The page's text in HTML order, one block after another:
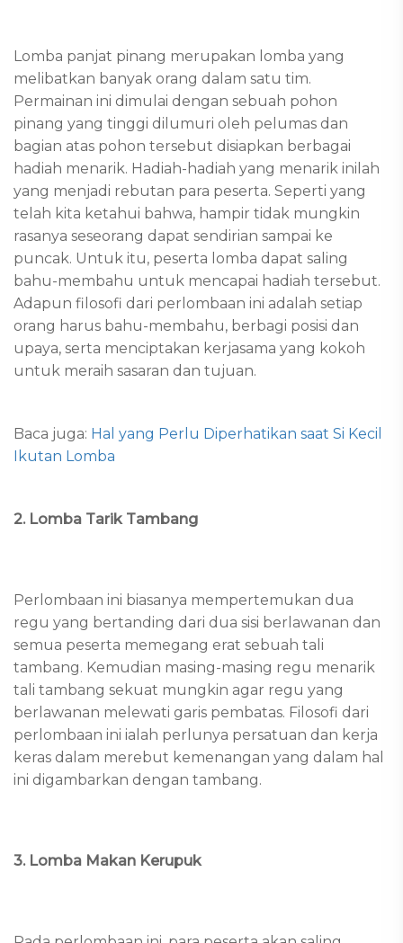
Lomba panjat pinang merupakan lomba yang
melibatkan banyak orang dalam satu tim.
Permainan ini dimulai dengan sebuah pohon
pinang yang tinggi dilumuri oleh pelumas dan
bagian atas pohon tersebut disiapkan berbagai
hadiah menarik. Hadiah-hadiah yang menarik inilah
yang menjadi rebutan para peserta. Seperti yang
telah kita ketahui bahwa, hampir tidak mungkin
rasanya seseorang dapat sendirian sampai ke
puncak. Untuk itu, peserta lomba dapat saling
bahu-membahu untuk mencapai hadiah tersebut.
Adapun filosofi dari perlombaan ini adalah setiap
orang harus bahu-membahu, berbagi posisi dan
upaya, serta menciptakan kerjasama yang kokoh
untuk meraih sasaran dan tujuan.
Baca juga: Hal yang Perlu Diperhatikan saat Si Kecil
Ikutan Lomba
2. Lomba Tarik Tambang
Perlombaan ini biasanya mempertemukan dua
regu yang bertanding dari dua sisi berlawanan dan
semua peserta memegang erat sebuah tali
tambang. Kemudian masing-masing regu menarik
tali tambang sekuat mungkin agar regu yang
berlawanan melewati garis pembatas. Filosofi dari
perlombaan ini ialah perlunya persatuan dan kerja
keras dalam merebut kemenangan yang dalam hal
ini digambarkan dengan tambang.
3. Lomba Makan Kerupuk